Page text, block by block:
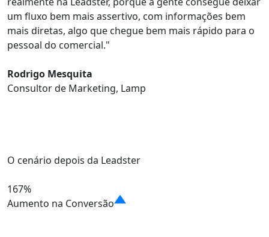
um fluxo bem mais assertivo, com informações bem
mais diretas, algo que chegue bem mais rápido para o
pessoal do comercial."
Rodrigo Mesquita
Consultor de Marketing, Lamp
O cenário depois da Leadster
167%
Aumento na Conversão